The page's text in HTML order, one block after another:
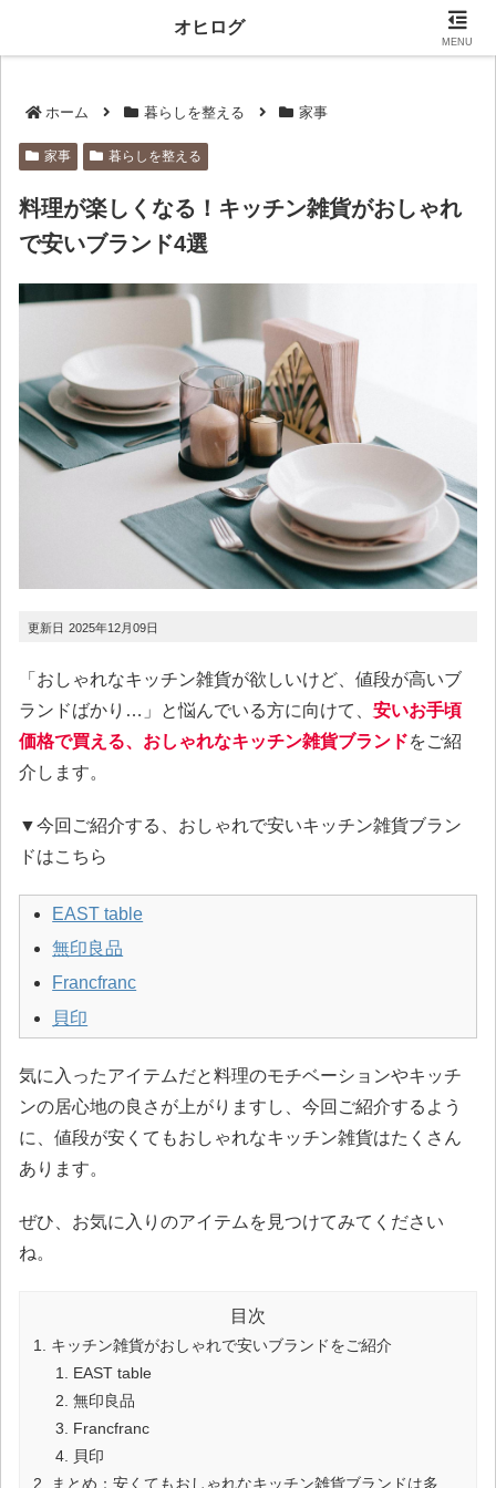
当サイトにはプロモーションが含まれます。
ホーム 暮らしを整える 家事
家事 暮らしを整える
料理が楽しくなる！キッチン雑貨がおしゃれ
で安いブランド4選
2025年12月09日
「おしゃれなキッチン雑貨が欲しいけど、値段が高いブ
ランドばかり…」と悩んでいる方に向けて、 安いお手頃
価格で買える、おしゃれなキッチン雑貨ブランドをご紹
介します。
▼今回ご紹介する、おしゃれで安いキッチン雑貨ブラン
ドはこちら
EAST table
無印良品
Francfranc
貝印
気に入ったアイテムだと料理のモチベーションやキッチ
ンの居心地の良さが上がりますし、今回ご紹介するよう
に、値段が安くてもおしゃれなキッチン雑貨はたくさん
あります。
ぜひ、お気に入りのアイテムを見つけてみてください
ね。
目次
キッチン雑貨がおしゃれで安いブランドをご紹介
EAST table
無印良品
Francfranc
貝印
まとめ：安くてもおしゃれなキッチン雑貨ブランドは多
オヒログ
MENU